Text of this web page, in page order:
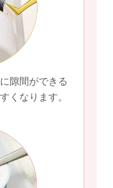
隙間ができる
くなります。